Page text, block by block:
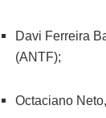
Davi Ferreira
(ANTF);
Octaciano